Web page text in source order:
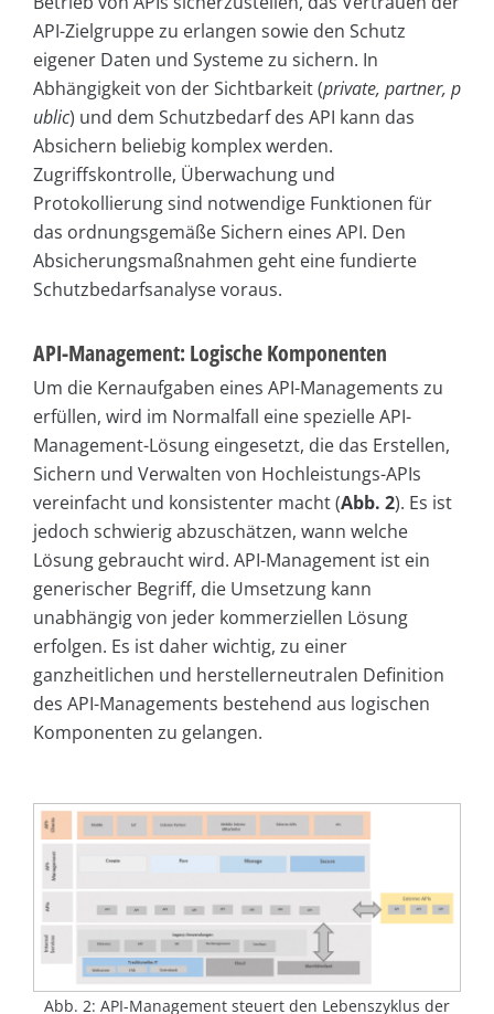
API-Zielgruppe zu erlangen sowie den Schutz
eigener Daten und Systeme zu sichern. In
Abhängigkeit von der Sichtbarkeit (private, partner, p
ublic) und dem Schutzbedarf des API kann das
Absichern beliebig komplex werden.
Zugriffskontrolle, Überwachung und
Protokollierung sind notwendige Funktionen für
das ordnungsgemäße Sichern eines API. Den
Absicherungsmaßnahmen geht eine fundierte
Schutzbedarfsanalyse voraus.
API-Management: Logische Komponenten
Um die Kernaufgaben eines API-Managements zu
erfüllen, wird im Normalfall eine spezielle API-
Management-Lösung eingesetzt, die das Erstellen,
Sichern und Verwalten von Hochleistungs-APIs
vereinfacht und konsistenter macht (Abb. 2). Es ist
jedoch schwierig abzuschätzen, wann welche
Lösung gebraucht wird. API-Management ist ein
generischer Begriff, die Umsetzung kann
unabhängig von jeder kommerziellen Lösung
erfolgen. Es ist daher wichtig, zu einer
ganzheitlichen und herstellerneutralen Definition
des API-Managements bestehend aus logischen
Komponenten zu gelangen.
Abb. 2: API-Management steuert den Lebenszyklus der